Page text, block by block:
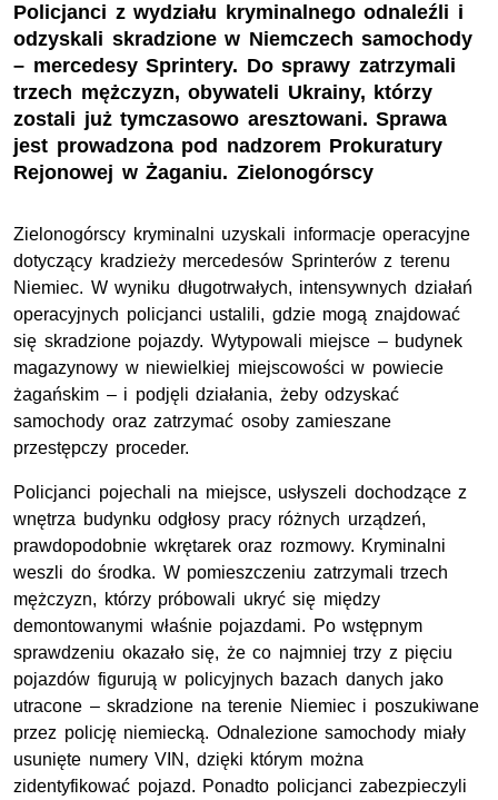
Policjanci z wydziału kryminalnego odnaleźli i
odzyskali skradzione w Niemczech samochody
– mercedesy Sprintery. Do sprawy zatrzymali
trzech mężczyzn, obywateli Ukrainy, którzy
zostali już tymczasowo aresztowani. Sprawa
jest prowadzona pod nadzorem Prokuratury
Rejonowej w Żaganiu. Zielonogórscy
Zielonogórscy kryminalni uzyskali informacje operacyjne
dotyczący kradzieży mercedesów Sprinterów z terenu
Niemiec. W wyniku długotrwałych, intensywnych działań
operacyjnych policjanci ustalili, gdzie mogą znajdować
się skradzione pojazdy. Wytypowali miejsce – budynek
magazynowy w niewielkiej miejscowości w powiecie
żagańskim – i podjęli działania, żeby odzyskać
samochody oraz zatrzymać osoby zamieszane
przestępczy proceder.
Policjanci pojechali na miejsce, usłyszeli dochodzące z
wnętrza budynku odgłosy pracy różnych urządzeń,
prawdopodobnie wkrętarek oraz rozmowy. Kryminalni
weszli do środka. W pomieszczeniu zatrzymali trzech
mężczyzn, którzy próbowali ukryć się między
demontowanymi właśnie pojazdami. Po wstępnym
sprawdzeniu okazało się, że co najmniej trzy z pięciu
pojazdów figurują w policyjnych bazach danych jako
utracone – skradzione na terenie Niemiec i poszukiwane
przez policję niemiecką. Odnalezione samochody miały
usunięte numery VIN, dzięki którym można
zidentyfikować pojazd. Ponadto policjanci zabezpieczyli